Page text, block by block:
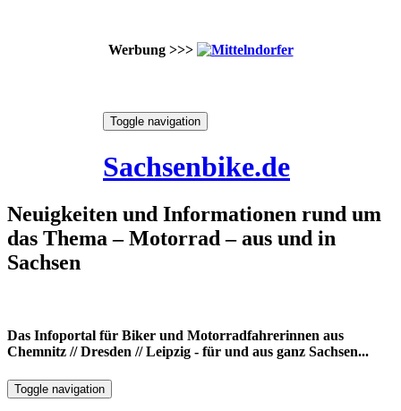
Werbung >>>
Toggle navigation
Sachsenbike.de
Neuigkeiten und Informationen rund um
das Thema – Motorrad – aus und in
Sachsen
Das Infoportal für Biker und Motorradfahrerinnen aus
Chemnitz // Dresden // Leipzig - für und aus ganz Sachsen...
Toggle navigation